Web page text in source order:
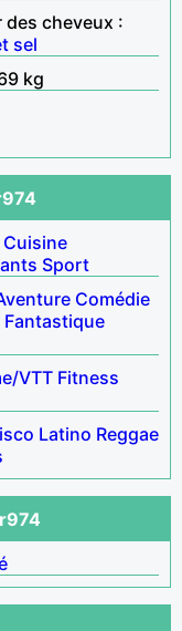
des cheveux :
sel
kg
Cuisine
Sport
Comédie
Fantastique
VTT Fitness
Latino Reggae